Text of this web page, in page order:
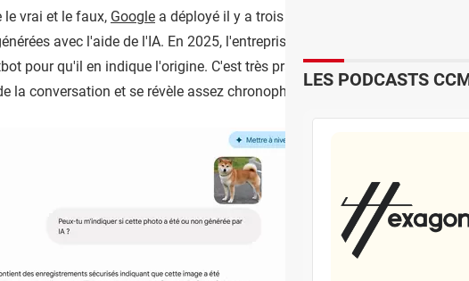
vrai et le faux, Google a déployé il y a trois ans de cela SynthID, un outil
avec l'aide de l'IA. En 2025, l'entreprise l'a ensuite intégré à
pour qu'il en indique l'origine. C'est très pratique, mais cela demande
la conversation et se révèle assez chronophage.
LES PODCASTS